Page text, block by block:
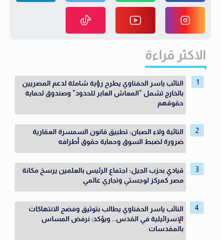
الاكثر قراءة
النائب ياسر الحفناوي يطرح رؤية شاملة لدعم المصريين
بالخارج تشمل "المعاش العابر للحدود" وصندوق لحماية
حقوقهم
النائبة ولاء الصبان: تطبيق قانون السمسرة العقارية
ضرورة لضبط السوق وحماية حقوق أطرافه
قيادي بحزب الجيل: اجتماع الرئيس بالعلمين يرسخ مكانة
مصر كمركز لوجستي وتجاري عالمي
النائب ياسر الحفناوي يطالب بتوثيق وفضح الانتهاكات
الإسرائيلية في القدس.. ويؤكد: نرفض المساس
بالمقدسات